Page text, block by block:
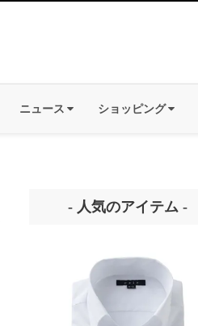
ニュース ショッピング
- 人気のアイテム -